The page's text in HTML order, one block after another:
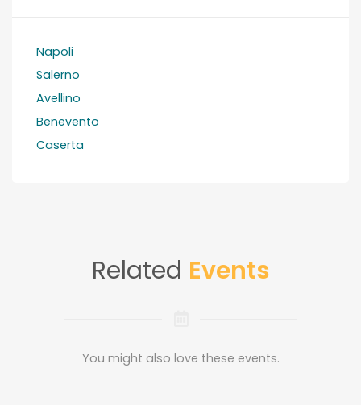
Napoli
Salerno
Avellino
Benevento
Caserta
Related Events
You might also love these events.